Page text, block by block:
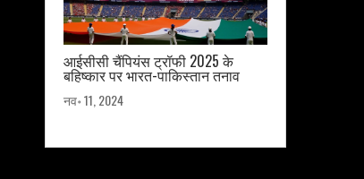
आईसीसी चैंपियंस ट्रॉफी 2025 के
बहिष्कार पर भारत-पाकिस्तान तनाव
नव॰ 11, 2024